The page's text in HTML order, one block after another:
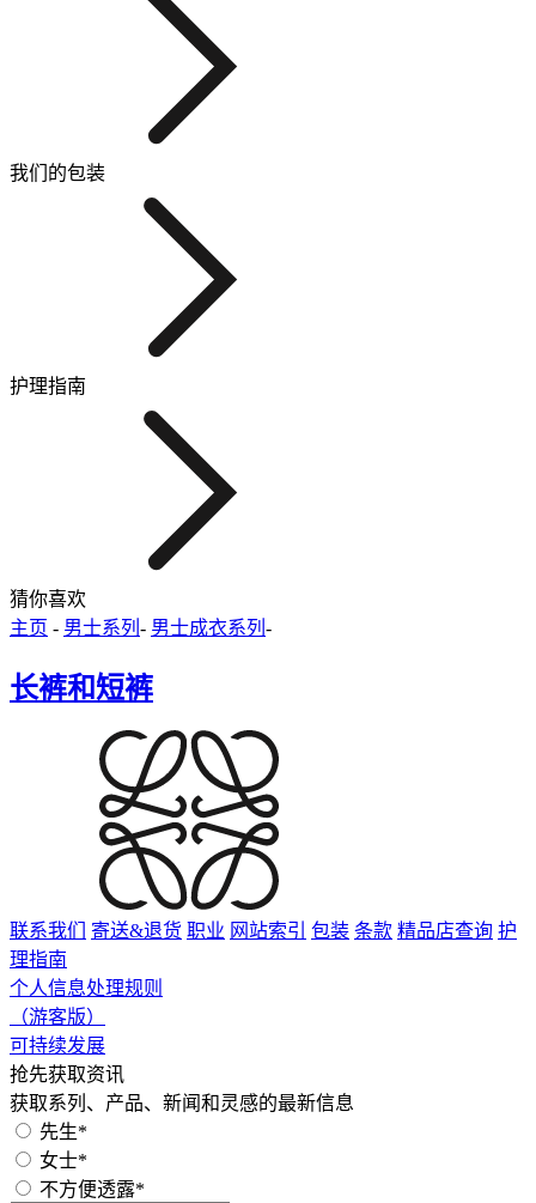
我们的包装
护理指南
猜你喜欢
主页 - 男士系列 - 男士成衣系列 -
长裤和短裤
联系我们 寄送&退货 职业 网站索引 包装 条款 精品店查询 护
理指南
个人信息处理规则
（游客版）
可持续发展
抢先获取资讯
获取系列、产品、新闻和灵感的最新信息
先生*
女士*
不方便透露*